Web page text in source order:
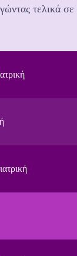
τελικά σε